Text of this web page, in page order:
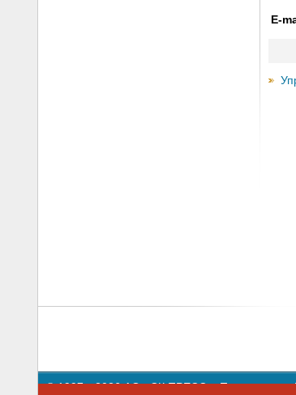
E-
© 1997—2026 АО «СК ПРЕСС».Политика